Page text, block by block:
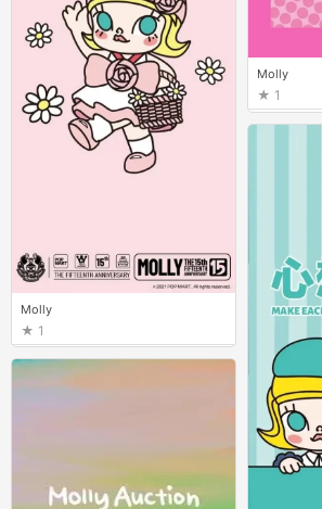
Molly
1
Molly
1